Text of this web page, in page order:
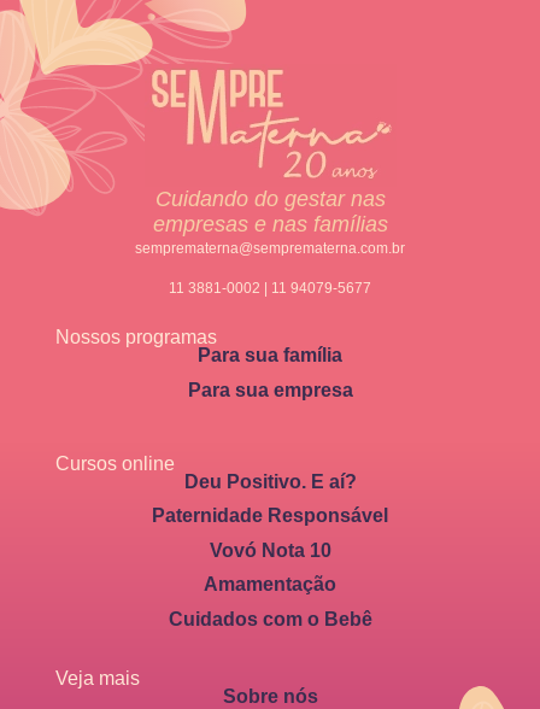
Cuidando do gestar nas
empresas e nas famílias
semprematerna@semprematerna.com.br
11 3881-0002 | 11 94079-5677
Nossos programas
Para sua família
Para sua empresa
Cursos online
Deu Positivo. E aí?
Paternidade Responsável
Vovó Nota 10
Amamentação
Cuidados com o Bebê
Veja mais
Sobre nós